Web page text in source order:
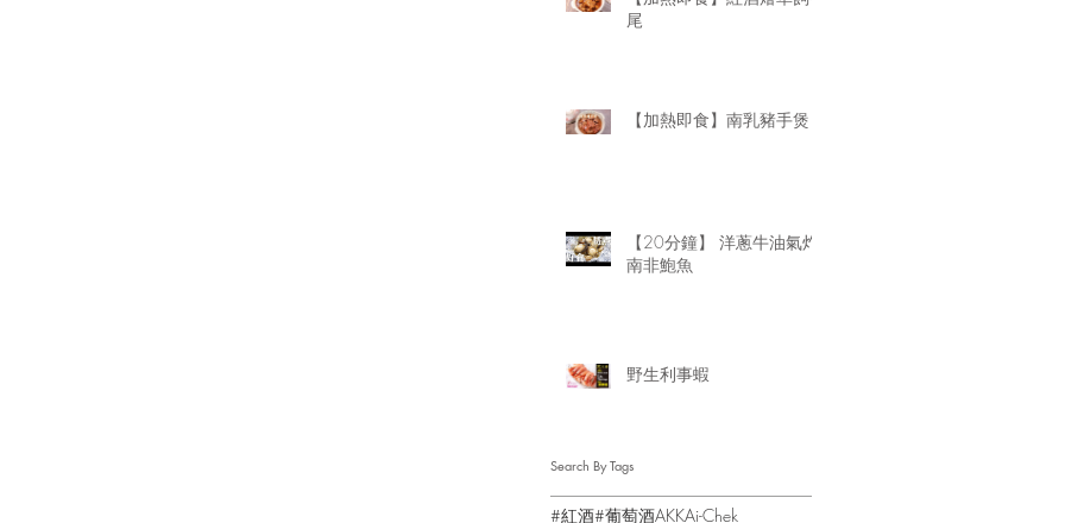
尾
【加熱即食】南乳豬手煲
【20分鐘】 洋蔥牛油氣炸
南非鮑魚
野生利事蝦
Search By Tags
#紅酒#葡萄酒AKKAi-Chek